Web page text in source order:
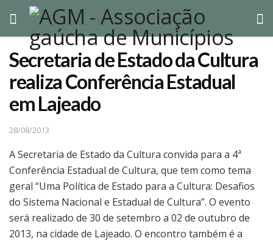
Secretaria de Estado da Cultura
realiza Conferência Estadual
em Lajeado
28/08/2013
A Secretaria de Estado da Cultura convida para a 4ª
Conferência Estadual de Cultura, que tem como tema
geral “Uma Política de Estado para a Cultura: Desafios
do Sistema Nacional e Estadual de Cultura”. O evento
será realizado de 30 de setembro a 02 de outubro de
2013, na cidade de Lajeado. O encontro também é a